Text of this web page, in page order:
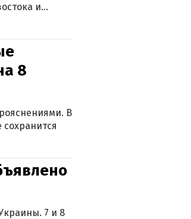
и
8
В
7 и 8